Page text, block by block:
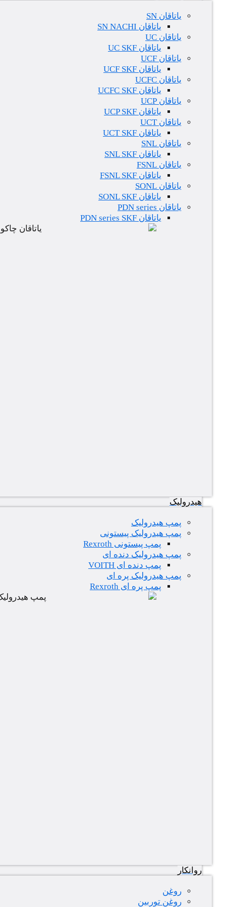
یاتاقان SN
یاتاقان SN NACHI
یاتاقان UC
یاتاقان UC SKF
یاتاقان UCF
یاتاقان UCF SKF
یاتاقان UCFC
یاتاقان UCFC SKF
یاتاقان UCP
یاتاقان UCP SKF
یاتاقان UCT
یاتاقان UCT SKF
یاتاقان SNL
یاتاقان SNL SKF
یاتاقان FSNL
یاتاقان FSNL SKF
یاتاقان SONL
یاتاقان SONL SKF
یاتاقان PDN series
یاتاقان PDN series SKF
هیدرولیک
پمپ هیدرولیک
پمپ هیدرولیک پیستونی
پمپ پیستونی Rexroth
پمپ هیدرولیک دنده ای
پمپ دنده ای VOITH
پمپ هیدرولیک پره ای
پمپ پره ای Rexroth
روانکار
روغن
روغن توربین